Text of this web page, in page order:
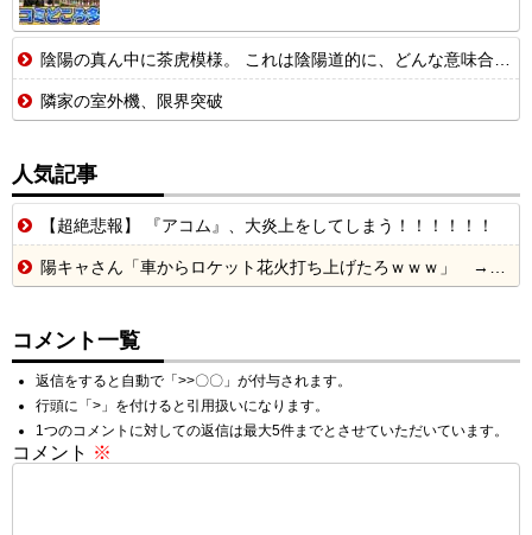
陰陽の真ん中に茶虎模様。 これは陰陽道的に、どんな意味合いになるんでしょ。【再】
隣家の室外機、限界突破
人気記事
【超絶悲報】 『アコム』、大炎上をしてしまう！！！！！！
陽キャさん「車からロケット花火打ち上げたろｗｗｗ」 → サンルーフが閉まっていて無事車内に発射
コメント一覧
返信をすると自動で「>>〇〇」が付与されます。
行頭に「>」を付けると引用扱いになります。
1つのコメントに対しての返信は最大5件までとさせていただいています。
コメント ※